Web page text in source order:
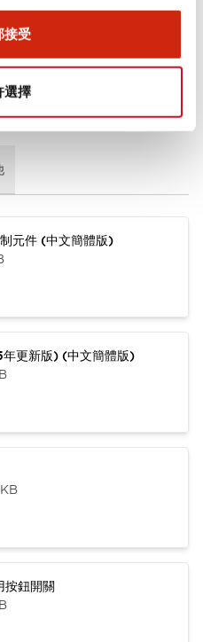
接受
選擇
元件 (中文簡體版)
更新版) (中文簡體版)
鈕開關